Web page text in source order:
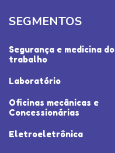
SEGMENTOS
Segurança e medicina do
trabalho
Laboratório
Oficinas mecânicas e
Concessionárias
Eletroeletrônica